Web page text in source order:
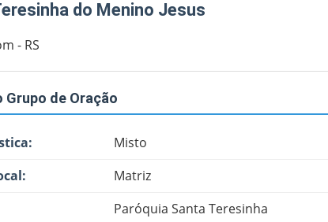
do Menino Jesus
- RS
Grupo de Oração
Misto
Matriz
Paróquia Santa Teresinha